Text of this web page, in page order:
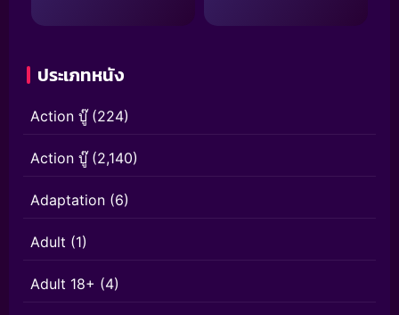
ประเภทหนัง
Action บู๊(224)
Action บู๊(2,140)
Adaptation (6)
Adult (1)
Adult 18+ (4)